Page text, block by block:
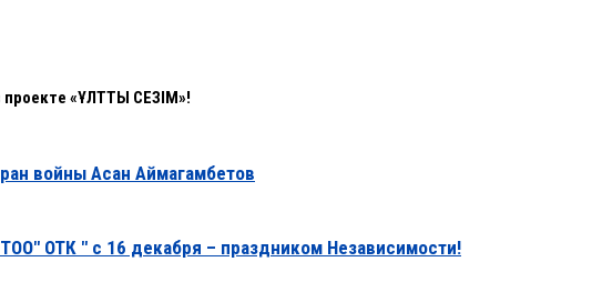
«ҰЛТТЫҚ СЕЗІМ»!
войны Асан Аймагамбетов
ОТК " с 16 декабря – праздником Независимости!